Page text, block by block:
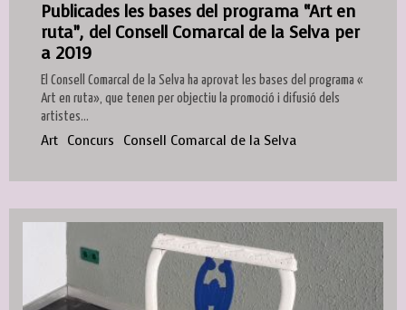
Publicades les bases del programa “Art en
ruta”, del Consell Comarcal de la Selva per
a 2019
El Consell Comarcal de la Selva ha aprovat les bases del programa «
Art en ruta», que tenen per objectiu la promoció i difusió dels
artistes...
Art Concurs Consell Comarcal de la Selva